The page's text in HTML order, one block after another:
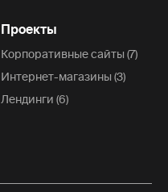
Проекты
Корпоративные сайты (7)
Интернет-магазины (3)
Лендинги (6)